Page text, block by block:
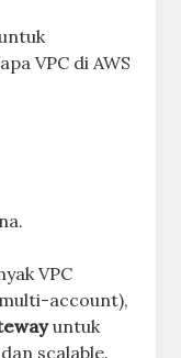
VPC di AWS
VPC
account),
untuk
scalable.